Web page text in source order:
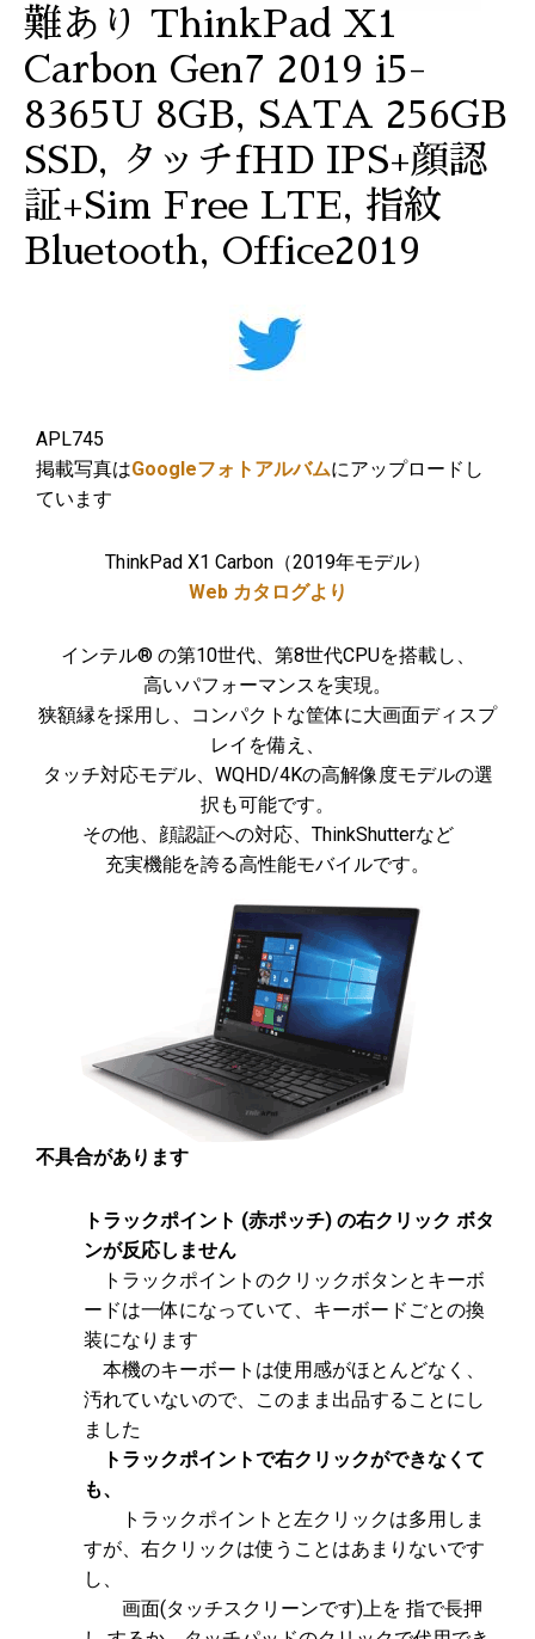
難あり ThinkPad X1
Carbon Gen7 2019 i5-
8365U 8GB, SATA 256GB
SSD, タッチfHD IPS+顔認
証+Sim Free LTE, 指紋
Bluetooth, Office2019
APL745
掲載写真はGoogleフォトアルバムにアップロードし
ています
ThinkPad X1 Carbon（2019年モデル）
Web カタログより
インテル® の第10世代、第8世代CPUを搭載し、
高いパフォーマンスを実現。
狭額縁を採用し、コンパクトな筐体に大画面ディスプ
レイを備え、
タッチ対応モデル、WQHD/4Kの高解像度モデルの選
択も可能です。
その他、顔認証への対応、ThinkShutterなど
充実機能を誇る高性能モバイルです。
不具合があります
トラックポイント (赤ポッチ) の右クリック ボタ
ンが反応しません
トラックポイントのクリックボタンとキーボ
ードは一体になっていて、キーボードごとの換
装になります
本機のキーボートは使用感がほとんどなく、
汚れていないので、このまま出品することにし
ました
トラックポイントで右クリックができなくて
も、
トラックポイントと左クリックは多用しま
すが、右クリックは使うことはあまりないです
し、
画面(タッチスクリーンです)上を 指で長押